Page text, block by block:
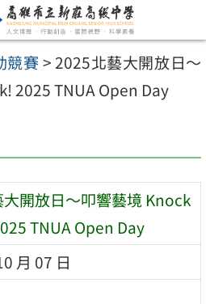
競賽 > 2025北藝大開放日～
2025 TNUA Open Day
開放日～叩響藝境 Knock
TNUA Open Day
月 07 日